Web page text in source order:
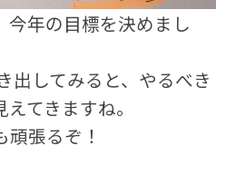
今年の目標を決めまし
出してみると、やるべき
てきますね。
張るぞ！